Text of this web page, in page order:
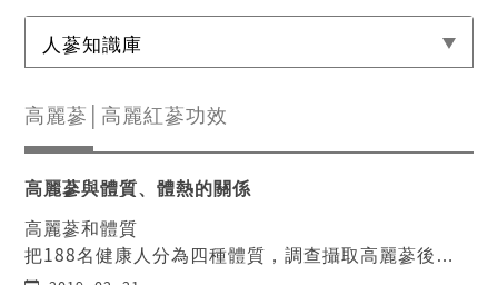
人蔘知識庫
高麗蔘│高麗紅蔘功效
高麗蔘與體質、體熱的關係
高麗蔘和體質
把188名健康人分為四種體質，調查攝取高麗蔘後的
臨床反應(自覺性症狀、疲勞度、不安度、憂鬱度) 結